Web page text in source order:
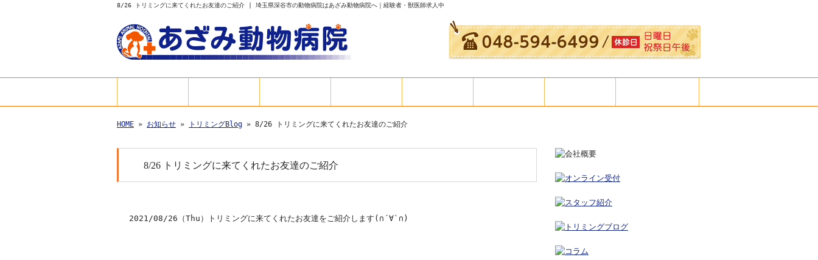
8/26 トリミングに来てくれたお友達のご紹介 | 埼玉県深谷市の動物病院はあざみ動物病院へ｜経験者・獣医師求人中
HOME » お知らせ » トリミングBlog » 8/26 トリミングに来てくれたお友達のご紹介
8/26 トリミングに来てくれたお友達のご紹介
2021/08/26 （Thu ）トリミングに来てくれたお友達をご紹介します ( ∩ ´∀` ∩ )